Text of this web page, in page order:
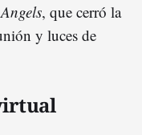
Angels, que cerró la
y luces de